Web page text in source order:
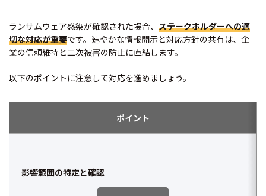
ランサムウェア感染が確認された場合、 ステークホルダーへの適
切な対応が重要です。速やかな情報開示と対応方針の共有は、企
業の信頼維持と二次被害の防止に直結します。
以下のポイントに注意して対応を進めましょう。
ポイント
影響範囲の特定と確認